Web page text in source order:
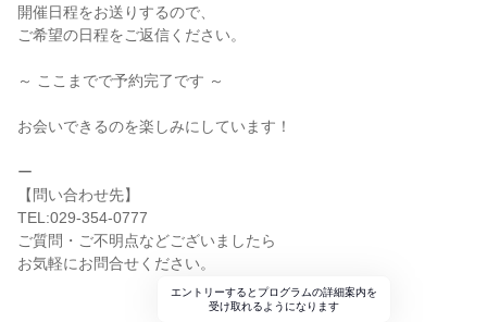
開催日程をお送りするので、
ご希望の日程をご返信ください。
～ ここまでで予約完了です ～
お会いできるのを楽しみにしています！
ー
【問い合わせ先】
TEL:029-354-0777
ご質問・ご不明点などございましたら
お気軽にお問合せください。
エントリーするとプログラムの詳細案内を
受け取れるようになります